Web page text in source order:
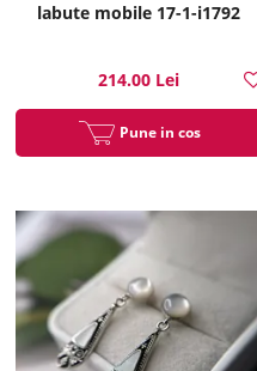
labute mobile 17-1-i1792
214.00 Lei
Pune in cos